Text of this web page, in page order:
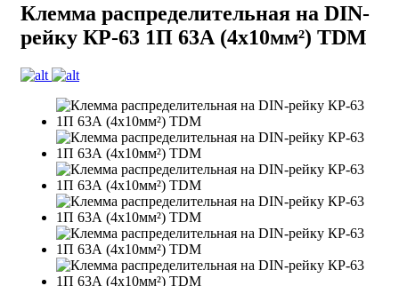
Клемма распределительная на DIN-
рейку КР-63 1П 63А (4х10мм²) TDM